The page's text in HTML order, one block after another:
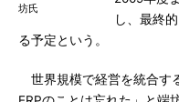
坊氏
し、最終
る予定という。
世界規模で経営を統合す